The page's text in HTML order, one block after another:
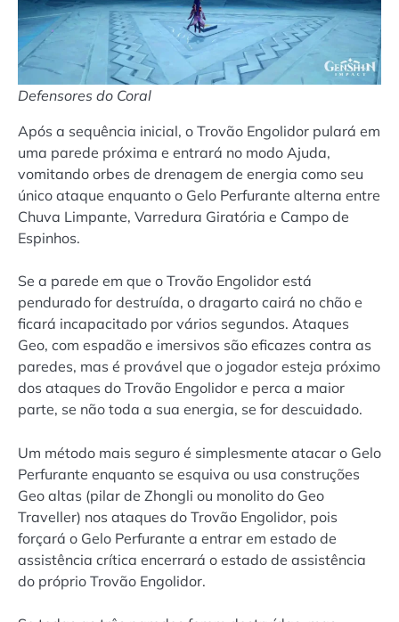
Defensores do Coral
Após a sequência inicial, o Trovão Engolidor pulará em
uma parede próxima e entrará no modo Ajuda,
vomitando orbes de drenagem de energia como seu
único ataque enquanto o Gelo Perfurante alterna entre
Chuva Limpante, Varredura Giratória e Campo de
Espinhos.
Se a parede em que o Trovão Engolidor está
pendurado for destruída, o dragarto cairá no chão e
ficará incapacitado por vários segundos. Ataques
Geo, com espadão e imersivos são eficazes contra as
paredes, mas é provável que o jogador esteja próximo
dos ataques do Trovão Engolidor e perca a maior
parte, se não toda a sua energia, se for descuidado.
Um método mais seguro é simplesmente atacar o Gelo
Perfurante enquanto se esquiva ou usa construções
Geo altas (pilar de Zhongli ou monolito do Geo
Traveller) nos ataques do Trovão Engolidor, pois
forçará o Gelo Perfurante a entrar em estado de
assistência crítica encerrará o estado de assistência
do próprio Trovão Engolidor.